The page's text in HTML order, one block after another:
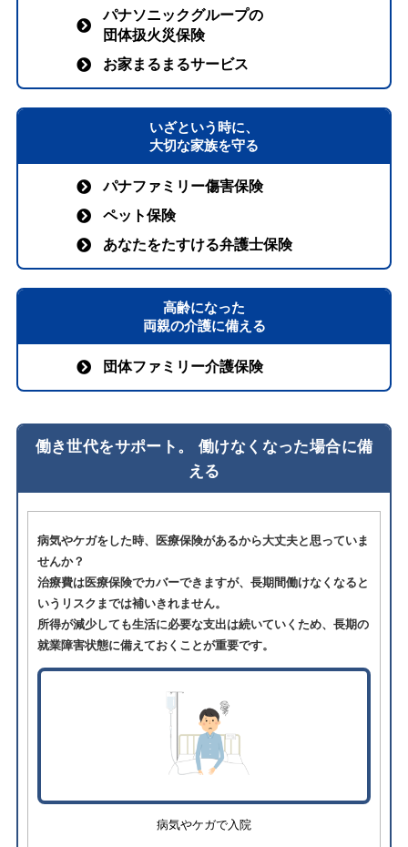
パナソニックグループの
団体扱火災保険
お家まるまるサービス
いざという時に、
大切な家族を守る
パナファミリー傷害保険
ペット保険
あなたをたすける弁護士保険
高齢になった
両親の介護に備える
団体ファミリー介護保険
働き世代をサポート。 働けなくなった場合に備
える
病気やケガをした時、医療保険があるから大丈夫と思っていま
せんか？
治療費は医療保険でカバーできますが、長期間働けなくなると
いうリスクまでは補いきれません。
所得が減少しても生活に必要な支出は続いていくため、長期の
就業障害状態に備えておくことが重要です。
病気やケガで入院